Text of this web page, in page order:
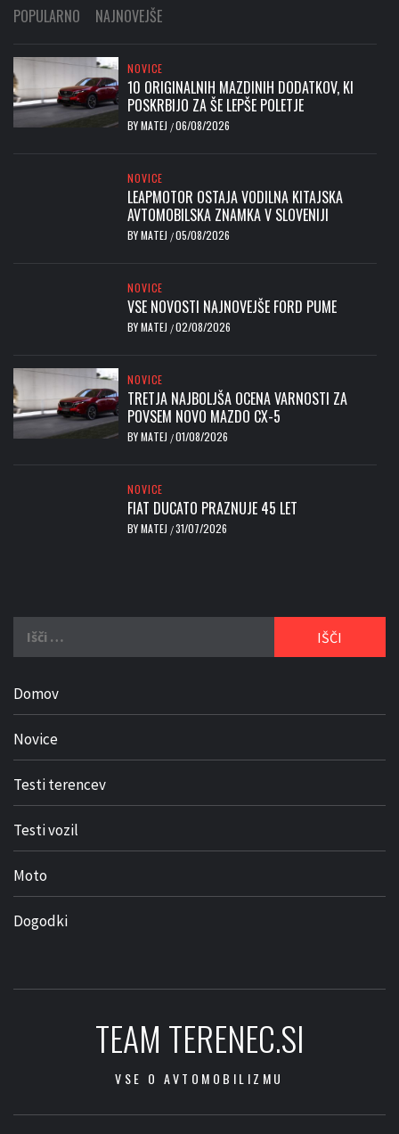
POPULARNO NAJNOVEJŠE
NOVICE
10 ORIGINALNIH MAZDINIH DODATKOV, KI
POSKRBIJO ZA ŠE LEPŠE POLETJE
BYMATEJ /06/08/2026
NOVICE
LEAPMOTOR OSTAJA VODILNA KITAJSKA
AVTOMOBILSKA ZNAMKA V SLOVENIJI
BYMATEJ /05/08/2026
NOVICE
VSE NOVOSTI NAJNOVEJŠE FORD PUME
BYMATEJ /02/08/2026
NOVICE
TRETJA NAJBOLJŠA OCENA VARNOSTI ZA
POVSEM NOVO MAZDO CX-5
BYMATEJ /01/08/2026
NOVICE
FIAT DUCATO PRAZNUJE 45 LET
BYMATEJ /31/07/2026
Išči:
Domov
Novice
Testi terencev
Testi vozil
Moto
Dogodki
TEAM TERENEC.SI
VSE O AVTOMOBILIZMU